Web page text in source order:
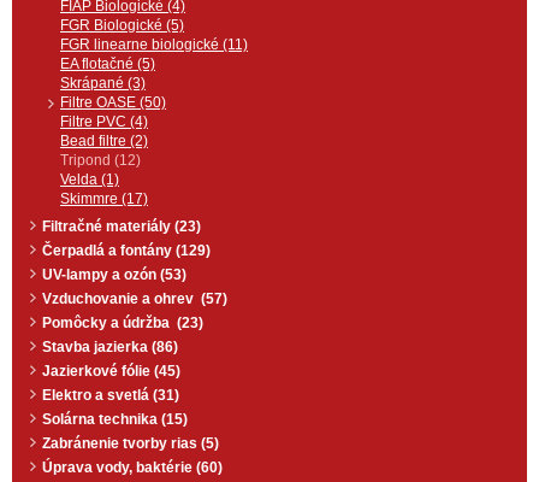
kontinuálny oplach nerezového
štrbinového sita s prietokom 130
l/min. Plug&play zapojenie.
FIAP Biologické (4)
FGR Biologické (5)
FGR linearne biologické (11)
EA flotačné (5)
Skrápané (3)
Filtre OASE (50)
Filtre PVC (4)
Bead filtre (2)
Tripond (12)
Velda (1)
Skimmre (17)
Filtračné materiály (23)
Čerpadlá a fontány (129)
UV-lampy a ozón (53)
Vzduchovanie a ohrev (57)
Pomôcky a údržba (23)
Stavba jazierka (86)
Jazierkové fólie (45)
Elektro a svetlá (31)
Solárna technika (15)
Zabránenie tvorby rias (5)
Úprava vody, baktérie (60)